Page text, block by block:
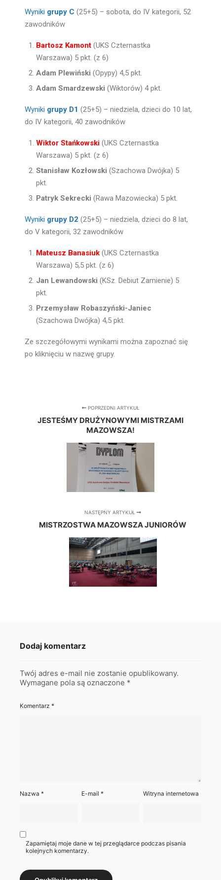
Wyniki grupy C (25+5) – sobota, do IV kategorii, 52
zawodników
Bartosz Kamont (UKS Czternastka
Warszawa) 5 pkt. (z 6)
Adam Plewiński (Opypy) 4,5 pkt.
Adam Smardzewski (Wiktorów) 4 pkt.
Wyniki grupy D1 (25+5) – niedziela, dzieci do 10 lat,
do IV kategorii, 40 zawodników
Wiktor Stańkowski (UKS Czternastka
Warszawa) 5 pkt. (z 6)
Stanisław Kozłowski (Szachowa Dwójka) 5
pkt.
Patryk Sekrecki (Rawa Mazowiecka) 5 pkt.
Wyniki grupy D2 (25+5) – niedziela, dzieci do 8 lat,
do V kategorii, 32 zawodników
Mateusz Banasiuk (UKS Czternastka
Warszawa) 5,5 pkt. (z 6)
Jan Lewandowski (KSz. Debiut Zamienie) 5
pkt.
Przemysław Robaszyński-Janiec
(Szachowa Dwójka) 4,5 pkt.
Ze szczegółowymi wynikami można zapoznać się
po kliknięciu w nazwę grupy.
POPRZEDNI ARTYKUŁ
JESTEŚMY DRUŻYNOWYMI MISTRZAMI
MAZOWSZA!
NASTĘPNY ARTYKUŁ
MISTRZOSTWA MAZOWSZA JUNIORÓW
Dodaj komentarz
Twój adres e-mail nie zostanie opublikowany.
Wymagane pola są oznaczone *
Komentarz *
Nazwa * E-mail* Witryna internetowa
Zapamiętaj moje dane w tej przeglądarce podczas pisania
kolejnych komentarzy.